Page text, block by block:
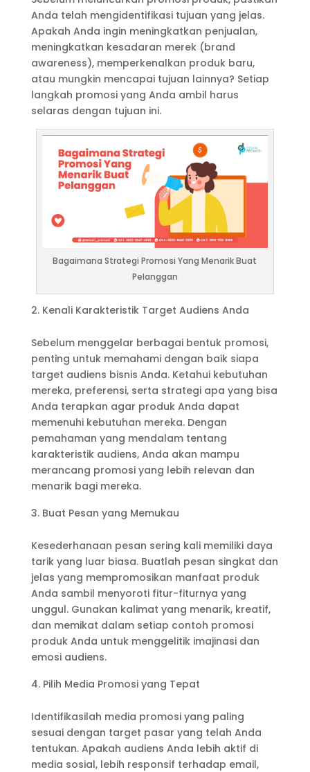
Anda telah mengidentifikasi tujuan yang jelas.
Apakah Anda ingin meningkatkan penjualan,
meningkatkan kesadaran merek (brand
awareness), memperkenalkan produk baru,
atau mungkin mencapai tujuan lainnya? Setiap
langkah promosi yang Anda ambil harus
selaras dengan tujuan ini.
Bagaimana Strategi Promosi Yang Menarik Buat
Pelanggan
Kenali Karakteristik Target Audiens Anda
Sebelum menggelar berbagai bentuk promosi,
penting untuk memahami dengan baik siapa
target audiens bisnis Anda. Ketahui kebutuhan
mereka, preferensi, serta strategi apa yang bisa
Anda terapkan agar produk Anda dapat
memenuhi kebutuhan mereka. Dengan
pemahaman yang mendalam tentang
karakteristik audiens, Anda akan mampu
merancang promosi yang lebih relevan dan
menarik bagi mereka.
Buat Pesan yang Memukau
Kesederhanaan pesan sering kali memiliki daya
tarik yang luar biasa. Buatlah pesan singkat dan
jelas yang mempromosikan manfaat produk
Anda sambil menyoroti fitur-fiturnya yang
unggul. Gunakan kalimat yang menarik, kreatif,
dan memikat dalam setiap contoh promosi
produk Anda untuk menggelitik imajinasi dan
emosi audiens.
Pilih Media Promosi yang Tepat
Identifikasilah media promosi yang paling
sesuai dengan target pasar yang telah Anda
tentukan. Apakah audiens Anda lebih aktif di
media sosial, lebih responsif terhadap email,